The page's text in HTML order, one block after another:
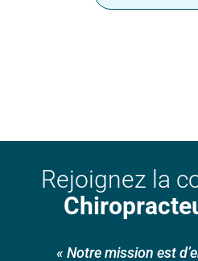
Rejoignez la
« Notre mission est